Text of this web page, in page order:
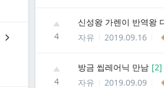
4
신성왕 가렌이 반역왕
자유
2019.09.16
4
방금 씹레어닉 만남 [2]
자유
2019.09.09